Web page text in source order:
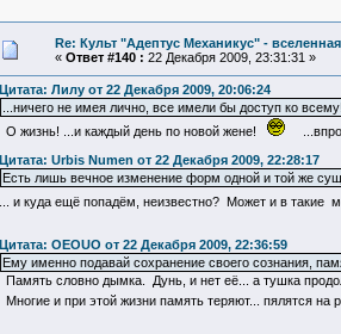
Re: Культ "Адептус Механикус" -
« Ответ #140 : 22 Декабря 2009, 23:31:31 »
Цитата: Лилу от 22 Декабря 2009, 20:06:24
...ничего не имея лично, все имели бы доступ ко всему!
О жизнь! ...и каждый день по новой жене!
Цитата: Urbis Numen от 22 Декабря 2009, 22:28:17
Есть лишь вечное изменение форм одной и той же
... и куда ещё попадём, неизвестно? Может и в такие
Цитата: OEOUO от 22 Декабря 2009, 22:36:59
Ему именно подавай сохранение своего сознания,
Память словно дымка. Дунь, и нет её... а тушка
Многие и при этой жизни память теряют... пялятся на